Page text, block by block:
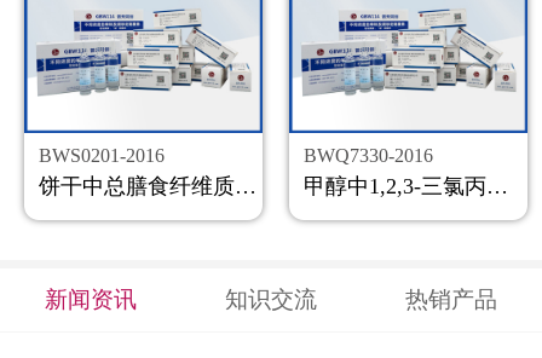
BWS0201-2016
饼干中总膳食纤维质控样品
BWQ7330-2016
甲醇中1,2,3-三氯丙烷溶液标准物质
新闻资讯 知识交流 热销产品